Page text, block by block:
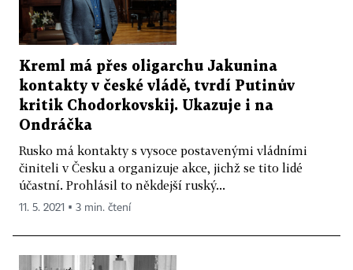
Kreml má přes oligarchu Jakunina
kontakty v české vládě, tvrdí Putinův
kritik Chodorkovskij. Ukazuje i na
Ondráčka
Rusko má kontakty s vysoce postavenými vládními
činiteli v Česku a organizuje akce, jichž se tito lidé
účastní. Prohlásil to někdejší ruský...
11. 5. 2021 ▪ 3 min. čtení